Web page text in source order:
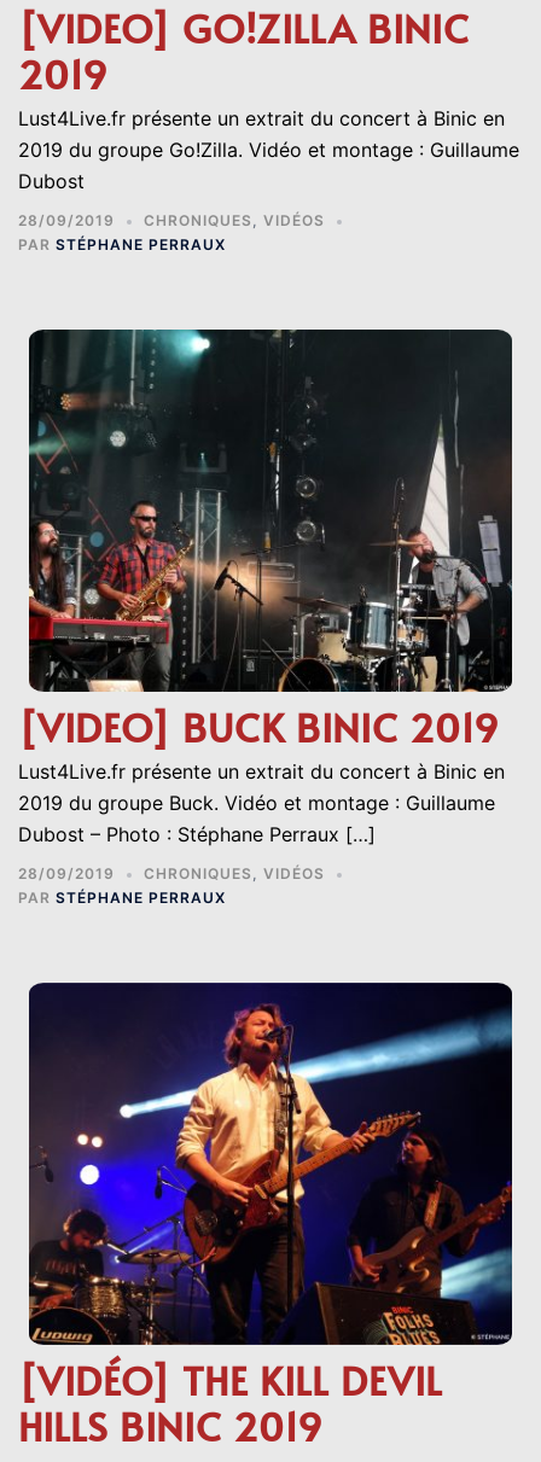
[VIDEO] GO!ZILLA BINIC
2019
Lust4Live.fr présente un extrait du concert à Binic en
2019 du groupe Go!Zilla. Vidéo et montage : Guillaume
Dubost
28/09/2019 CHRONIQUES , VIDÉOS
PAR STÉPHANE PERRAUX
[VIDEO] BUCK BINIC 2019
Lust4Live.fr présente un extrait du concert à Binic en
2019 du groupe Buck. Vidéo et montage : Guillaume
Dubost – Photo : Stéphane Perraux […]
28/09/2019 CHRONIQUES , VIDÉOS
PAR STÉPHANE PERRAUX
[VIDÉO] THE KILL DEVIL
HILLS BINIC 2019